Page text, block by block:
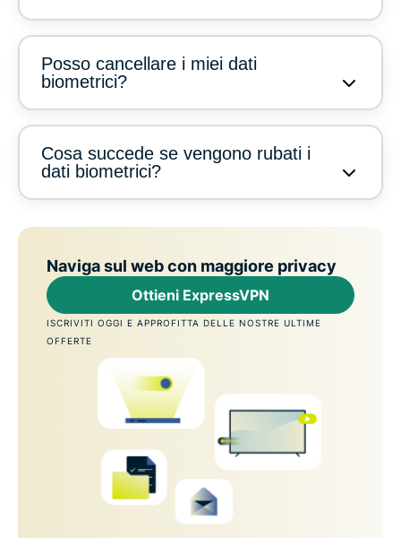
Posso cancellare i miei dati
biometrici?
Cosa succede se vengono rubati i
dati biometrici?
Naviga sul web con maggiore privacy
Ottieni ExpressVPN
ISCRIVITI OGGI E APPROFITTA DELLE NOSTRE ULTIME
OFFERTE